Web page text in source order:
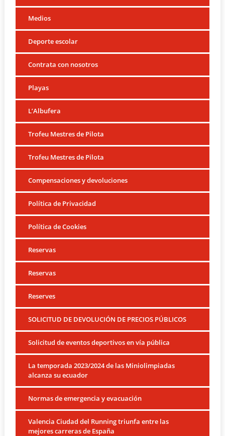
Medios
Deporte escolar
Contrata con nosotros
Playas
L’Albufera
Trofeu Mestres de Pilota
Trofeu Mestres de Pilota
Compensaciones y devoluciones
Política de Privacidad
Política de Cookies
Reservas
Reservas
Reserves
SOLICITUD DE DEVOLUCIÓN DE PRECIOS PÚBLICOS
Solicitud de eventos deportivos en vía pública
La temporada 2023/2024 de las Miniolimpiadas
alcanza su ecuador
Normas de emergencia y evacuación
Valencia Ciudad del Running triunfa entre las
mejores carreras de España